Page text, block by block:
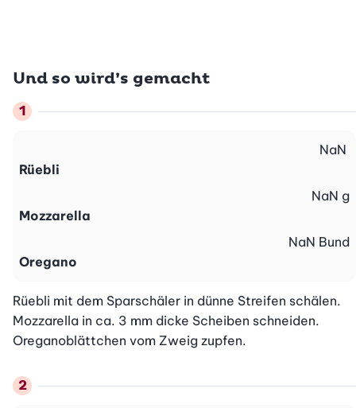
Und so wird’s gemacht
Rüebli
NaN
Mozzarella
NaN g
Oregano
NaN Bund
Rüebli mit dem Sparschäler in dünne Streifen schälen.
Mozzarella in ca. 3 mm dicke Scheiben schneiden.
Oreganoblättchen vom Zweig zupfen.